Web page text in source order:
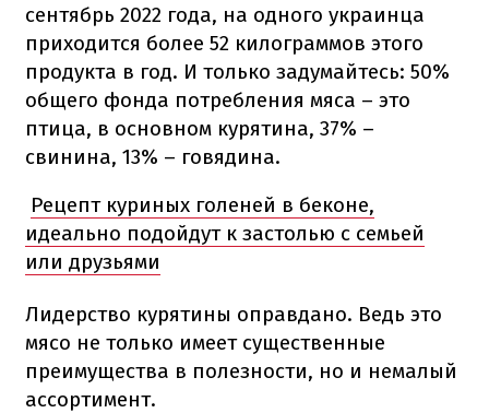
сентябрь 2022 года, на одного украинца
приходится более 52 килограммов этого
продукта в год. И только задумайтесь: 50%
общего фонда потребления мяса – это
птица, в основном курятина, 37% –
свинина, 13% – говядина.
Рецепт куриных голеней в беконе,
идеально подойдут к застолью с семьей
или друзьями
Лидерство курятины оправдано. Ведь это
мясо не только имеет существенные
преимущества в полезности, но и немалый
ассортимент.